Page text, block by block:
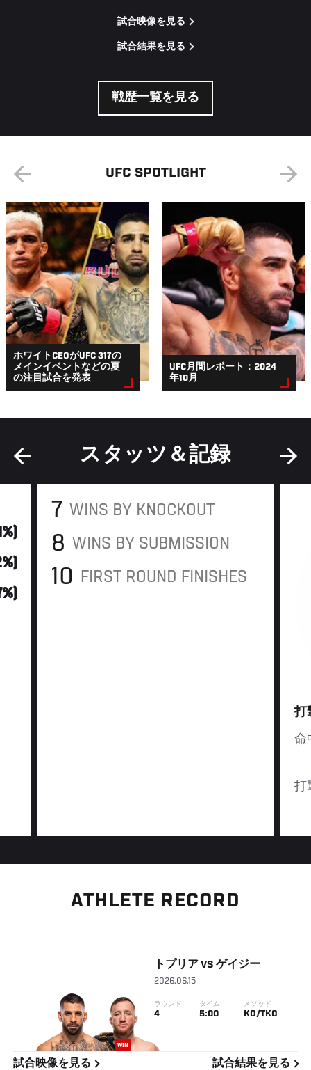
試合映像を見る
試合結果を見る
戦歴一覧を見る
UFC SPOTLIGHT
ホワイトCEOがUFC 317の
メインイベントなどの夏
の注目試合を発表
UFC月間レポート：2024
年10月
スタッツ＆記録
7 WINS BY KNOCKOUT
8 WINS BY SUBMISSION
10 FIRST ROUND FINISHES
打
命
打
ATHLETE RECORD
WIN
トプリア VS ゲイジー
2026.06.15
ラウンド
4
タイム
5:00
メソッド
KO/TKO
試合映像を見る 試合結果を見る